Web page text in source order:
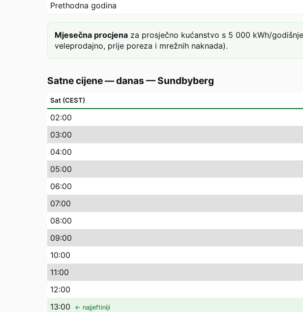
Prethodna godina
Mjesečna procjena za prosječno kućanstvo s 5 000 kWh/
veleprodajno, prije poreza i mrežnih naknada).
Satne cijene — danas —Sundbyberg
Sat (CEST)
02:00
03:00
04:00
05:00
06:00
07:00
08:00
09:00
10:00
11:00
12:00
13:00 ← najjeftiniji